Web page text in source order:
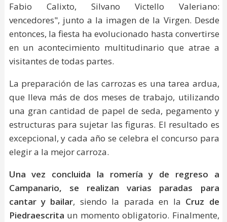
Fabio Calixto, Silvano Victello Valeriano:
vencedores", junto a la imagen de la Virgen. Desde
entonces, la fiesta ha evolucionado hasta convertirse
en un acontecimiento multitudinario que atrae a
visitantes de todas partes.
La preparación de las carrozas es una tarea ardua,
que lleva más de dos meses de trabajo, utilizando
una gran cantidad de papel de seda, pegamento y
estructuras para sujetar las figuras. El resultado es
excepcional, y cada año se celebra el concurso para
elegir a la mejor carroza.
Una vez concluida la romería y de regreso a
Campanario, se realizan varias paradas para
cantar y bailar, siendo la parada en la Cruz de
Piedraescrita un momento obligatorio. Finalmente,